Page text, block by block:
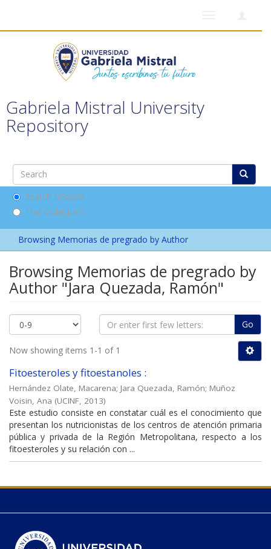
Gabriela Mistral University
Repository
Search DSpace
This Collection
Browsing Memorias de pregrado by Author
Browsing Memorias de pregrado by
Author "Jara Quezada, Ramón"
Go
Now showing items 1-1 of 1
Fitoesteroles y fitoestanoles :
Hernández Olate, Macarena; Jara Quezada, Ramón; Muñoz
Voisin, Ana (UCINF, 2013)
Este estudio consiste en constatar cuál es el conocimiento que
presentan los nutricionistas de los centros de atención primaria
pública y privada de la Región Metropolitana, respecto a los
fitoesteroles y su relación con ...